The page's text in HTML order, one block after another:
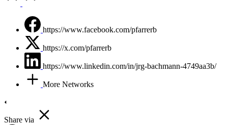
https://www.facebook.com/pfarrerb
https://x.com/pfarrerb
https://www.linkedin.com/in/jrg-bachmann-4749aa3b/
More Networks
Share via